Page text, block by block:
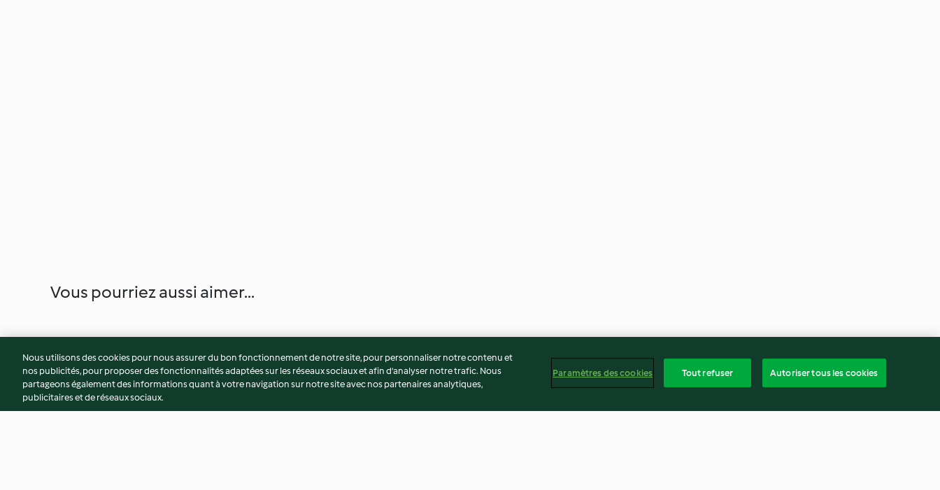
Vous pourriez aussi aimer...
Nous utilisons des cookies pour nous assurer du bon fonctionnement de notre site, pour personnaliser notre contenu et
nos publicités, pour proposer des fonctionnalités adaptées sur les réseaux sociaux et afin d’analyser notre trafic. Nous
partageons également des informations quant à votre navigation sur notre site avec nos partenaires analytiques,
publicitaires et de réseaux sociaux.
Paramètres des cookies Tout refuser Autoriser tous les cookies